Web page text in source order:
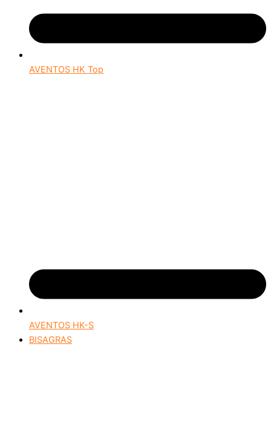
AVENTOS HK Top
AVENTOS HK-S
BISAGRAS